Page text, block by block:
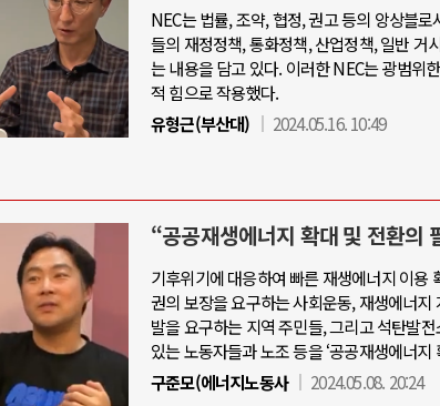
NEC는 법률, 조약, 협정, 권고 등의 앙상블
들의 재정정책, 통화정책, 산업정책, 일반 거
는 내용을 담고 있다. 이러한 NEC는 광범위
적 힘으로 작용했다.
유형근(부산대)
2024.05.16. 10:49
“공공재생에너지 확대 및 전환의
기후위기에 대응하여 빠른 재생에너지 이용
권의 보장을 요구하는 사회운동, 재생에너
발을 요구하는 지역 주민들, 그리고 석탄발
있는 노동자들과 노조 등을 ‘공공재생에너지
구준모(에너지노동사
2024.05.08. 20:24